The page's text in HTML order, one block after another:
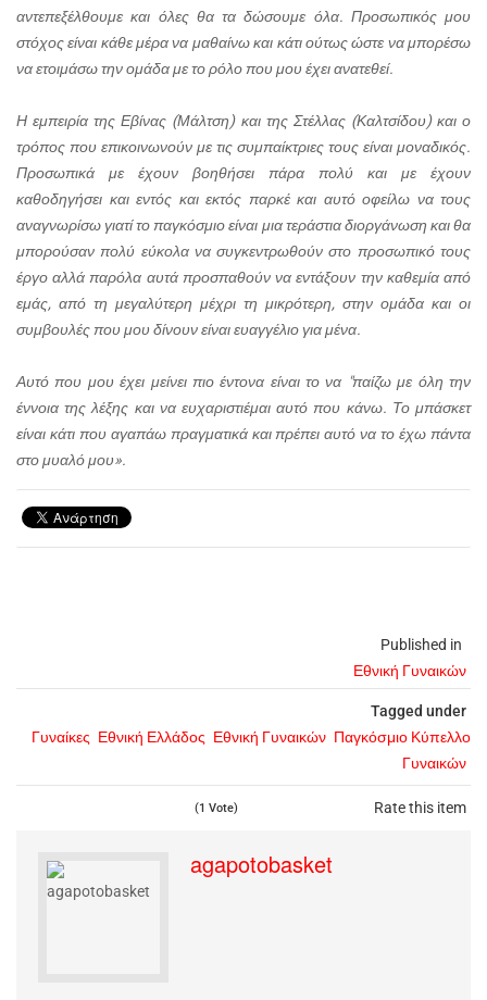
Published in
Εθνική Γυναικών
Tagged under
Γυναίκες Εθνική Ελλάδος Εθνική Γυναικών Παγκόσμιο Κύπελλο
Γυναικών
Rate this item
(1 Vote)
αντεπεξέλθουμε και όλες θα τα δώσουμε όλα. Προσωπικός μου
στόχος είναι κάθε μέρα να μαθαίνω και κάτι ούτως ώστε να μπορέσω
να ετοιμάσω την ομάδα με το ρόλο που μου έχει ανατεθεί.
Η εμπειρία της Εβίνας (Μάλτση) και της Στέλλας (Καλτσίδου) και ο
τρόπος που επικοινωνούν με τις συμπαίκτριες τους είναι μοναδικός.
Προσωπικά με έχουν βοηθήσει πάρα πολύ και με έχουν
καθοδηγήσει και εντός και εκτός παρκέ και αυτό οφείλω να τους
αναγνωρίσω γιατί το παγκόσμιο είναι μια τεράστια διοργάνωση και θα
μπορούσαν πολύ εύκολα να συγκεντρωθούν στο προσωπικό τους
έργο αλλά παρόλα αυτά προσπαθούν να εντάξουν την καθεμία από
εμάς, από τη μεγαλύτερη μέχρι τη μικρότερη, στην ομάδα και οι
συμβουλές που μου δίνουν είναι ευαγγέλιο για μένα.
Αυτό που μου έχει μείνει πιο έντονα είναι το να "παίζω με όλη την
έννοια της λέξης και να ευχαριστιέμαι αυτό που κάνω. Το μπάσκετ
είναι κάτι που αγαπάω πραγματικά και πρέπει αυτό να το έχω πάντα
στο μυαλό μου».
agapotobasket